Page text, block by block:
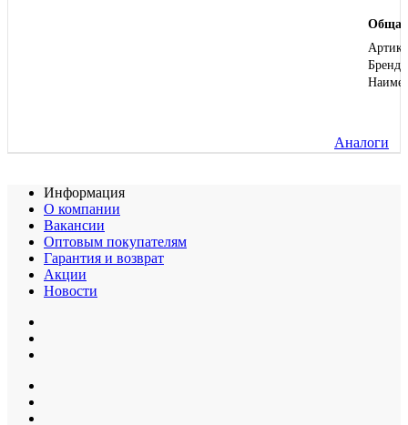
Бренд
Аналоги
Информация
О компании
Вакансии
Оптовым покупателям
Гарантия и возврат
Акции
Новости